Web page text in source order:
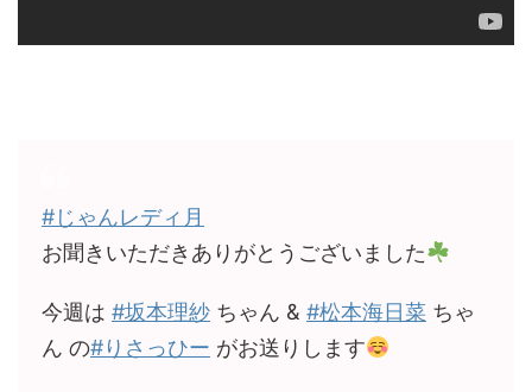
#じゃんレディ月
お聞きいただきありがとうございました
今週は #坂本理紗 ちゃん & #松本海日菜 ちゃ
ん の#りさっひー がお送りします